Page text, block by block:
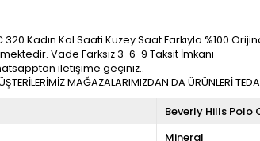
Kadın Kol Saati Kuzey Saat Farkıyla %100
Vade Farksız 3-6-9 Taksit İmkanı
iletişime geçiniz..
MAĞAZALARIMIZDAN DA ÜRÜNLERİ
Beverly Hills Polo
Mineral